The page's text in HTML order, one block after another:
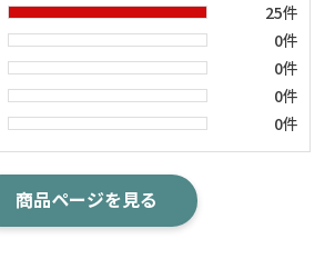
25件
0件
0件
0件
0件
商品ページを見る